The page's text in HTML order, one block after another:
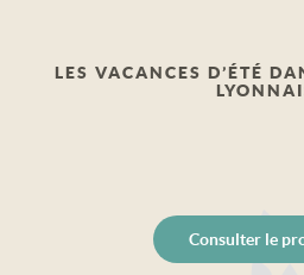
LES VACANCES D’ÉTÉ
Consulter le